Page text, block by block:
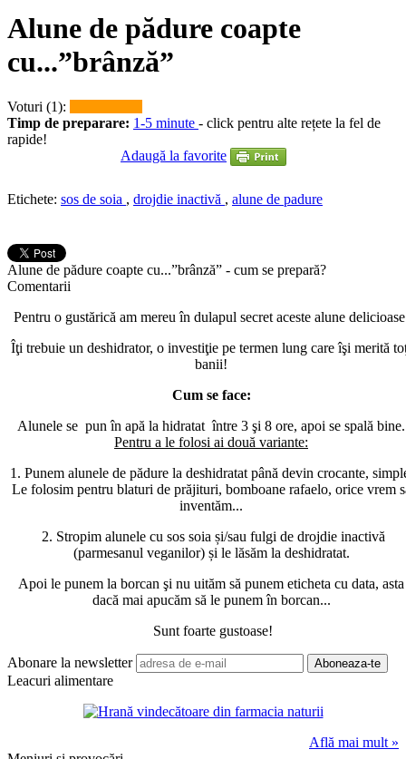
Alune de pădure coapte
cu...”brânză”
Voturi (1):
Timp de preparare: 1-5 minute - click pentru alte rețete la fel de
rapide!
Adaugă la favorite
Etichete: sos de soia , drojdie inactivă , alune de padure
Alune de pădure coapte cu...”brânză” - cum se prepară?
Comentarii
Pentru o gustărică am mereu în dulapul secret aceste alune
Îţi trebuie un deshidrator, o investiţie pe termen lung care îşi merită
banii!
Cum se face:
Alunele se pun în apă la hidratat între 3 şi 8 ore, apoi se spală bine.
Pentru a le folosi ai două variante:
1. Punem alunele de pădure la deshidratat până devin crocante,
Le folosim pentru blaturi de prăjituri, bomboane rafaelo, orice vrem
inventăm...
2. Stropim alunele cu sos soia și/sau fulgi de drojdie inactivă
(parmesanul veganilor) și le lăsăm la deshidratat.
Apoi le punem la borcan şi nu uităm să punem eticheta cu data, asta
dacă mai apucăm să le punem în borcan...
Sunt foarte gustoase!
Abonare la newsletter
Leacuri alimentare
Află mai mult »